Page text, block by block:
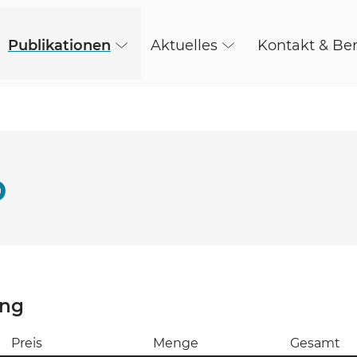
Publikationen
Aktuelles Kontakt &
Preis Menge Gesamt